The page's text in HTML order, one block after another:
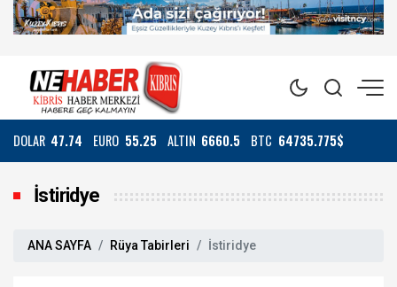
DOLAR 47.74 EURO 55.25 ALTIN 6660.5 BTC 64735.775$
İstiridye
ANA SAYFA Rüya Tabirleri İstiridye